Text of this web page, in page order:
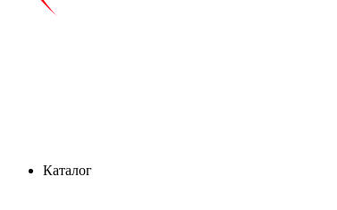
Каталог